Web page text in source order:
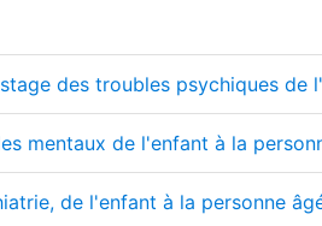
des troubles psychiques de
mentaux de l'enfant à la
de l'enfant à la personne